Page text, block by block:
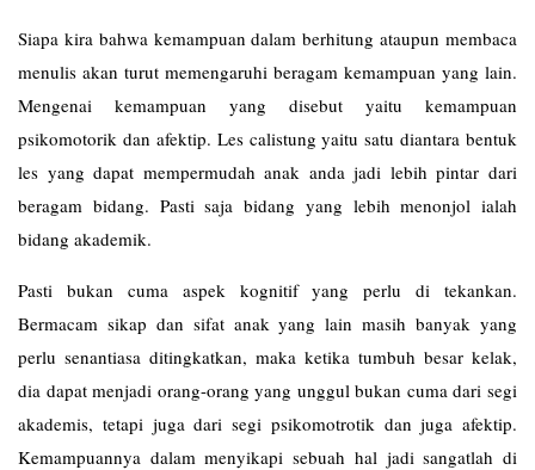
Siapa kira bahwa kemampuan dalam berhitung ataupun membaca
menulis akan turut memengaruhi beragam kemampuan yang lain.
Mengenai kemampuan yang disebut yaitu kemampuan
psikomotorik dan afektip. Les calistung yaitu satu diantara bentuk
les yang dapat mempermudah anak anda jadi lebih pintar dari
beragam bidang. Pasti saja bidang yang lebih menonjol ialah
bidang akademik.
Pasti bukan cuma aspek kognitif yang perlu di tekankan.
Bermacam sikap dan sifat anak yang lain masih banyak yang
perlu senantiasa ditingkatkan, maka ketika tumbuh besar kelak,
dia dapat menjadi orang-orang yang unggul bukan cuma dari segi
akademis, tetapi juga dari segi psikomotrotik dan juga afektip.
Kemampuannya dalam menyikapi sebuah hal jadi sangatlah di